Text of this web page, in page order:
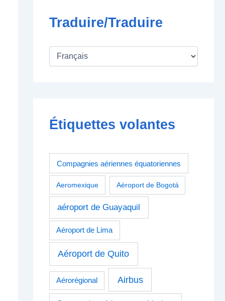
Traduire/Traduire
Étiquettes volantes
Compagnies aériennes équatoriennes
Aeromexique Aéroport de Bogotá
aéroport de Guayaquil
Aéroport de Lima
Aéroport de Quito
Aérorégional Airbus